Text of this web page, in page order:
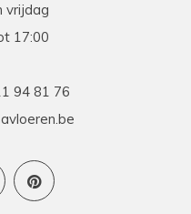
vrijdag
17:00
94 81 76